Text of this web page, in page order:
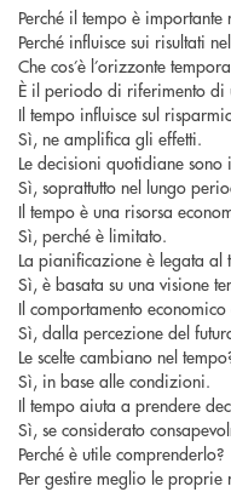
Perché il tempo è
Perché influisce sui risultati
Che cos’è l’orizzonte
È il periodo di riferimento di
Il tempo influisce sul
Sì, ne amplifica gli effetti.
Le decisioni quotidiane sono
Sì, soprattutto nel lungo
Il tempo è una risorsa
Sì, perché è limitato.
La pianificazione è legata al
Sì, è basata su una visione
Il comportamento
Sì, dalla percezione del
Le scelte cambiano nel
Sì, in base alle condizioni.
Il tempo aiuta a prendere
Sì, se considerato
Perché è utile comprenderlo?
Per gestire meglio le proprie